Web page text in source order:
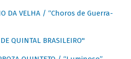
DA VELHA / “Choros de Guerra-
QUINTAL BRASILEIRO"